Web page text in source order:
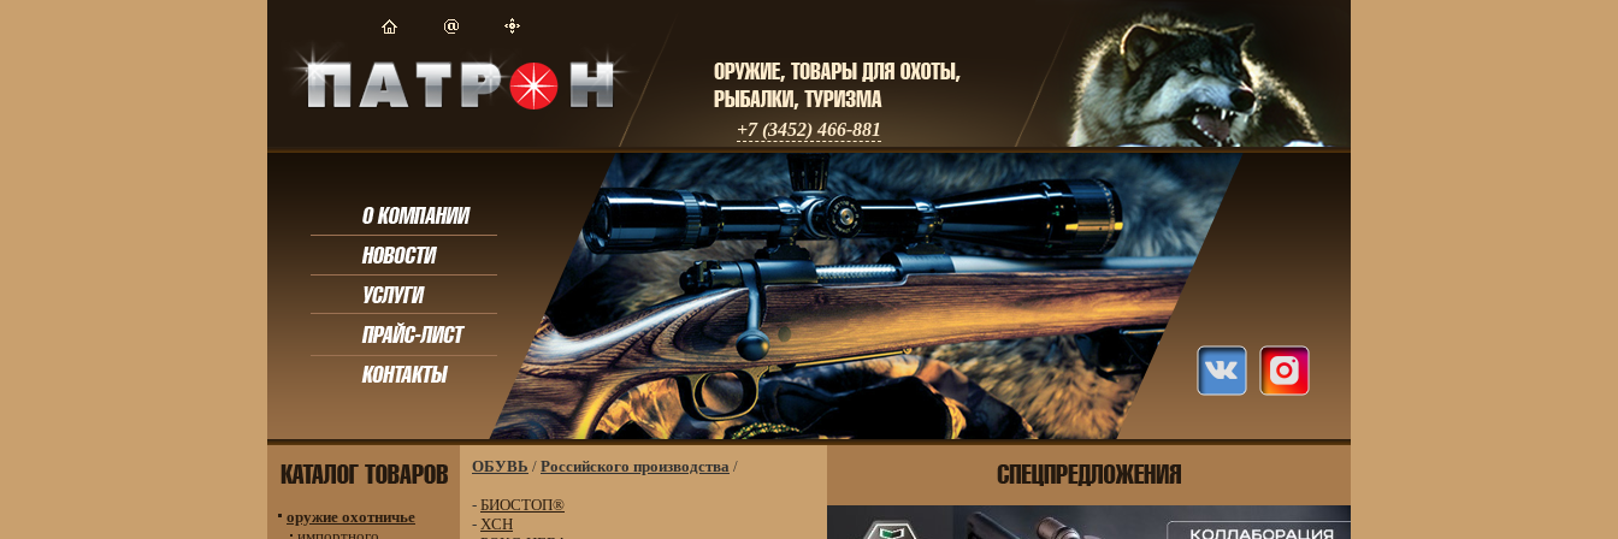
+7 (3452) 466-881
оружие охотничье
ОБУВЬ / Российского производства /
- БИОСТОП®
- ХСН